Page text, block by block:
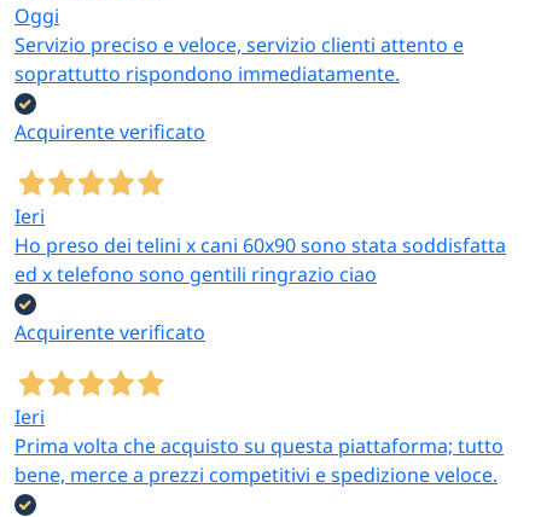
Oggi
Servizio preciso e veloce, servizio clienti attento e
soprattutto rispondono immediatamente.
Acquirente verificato
Ieri
Ho preso dei telini x cani 60x90 sono stata soddisfatta
ed x telefono sono gentili ringrazio ciao
Acquirente verificato
Ieri
Prima volta che acquisto su questa piattaforma; tutto
bene, merce a prezzi competitivi e spedizione veloce.